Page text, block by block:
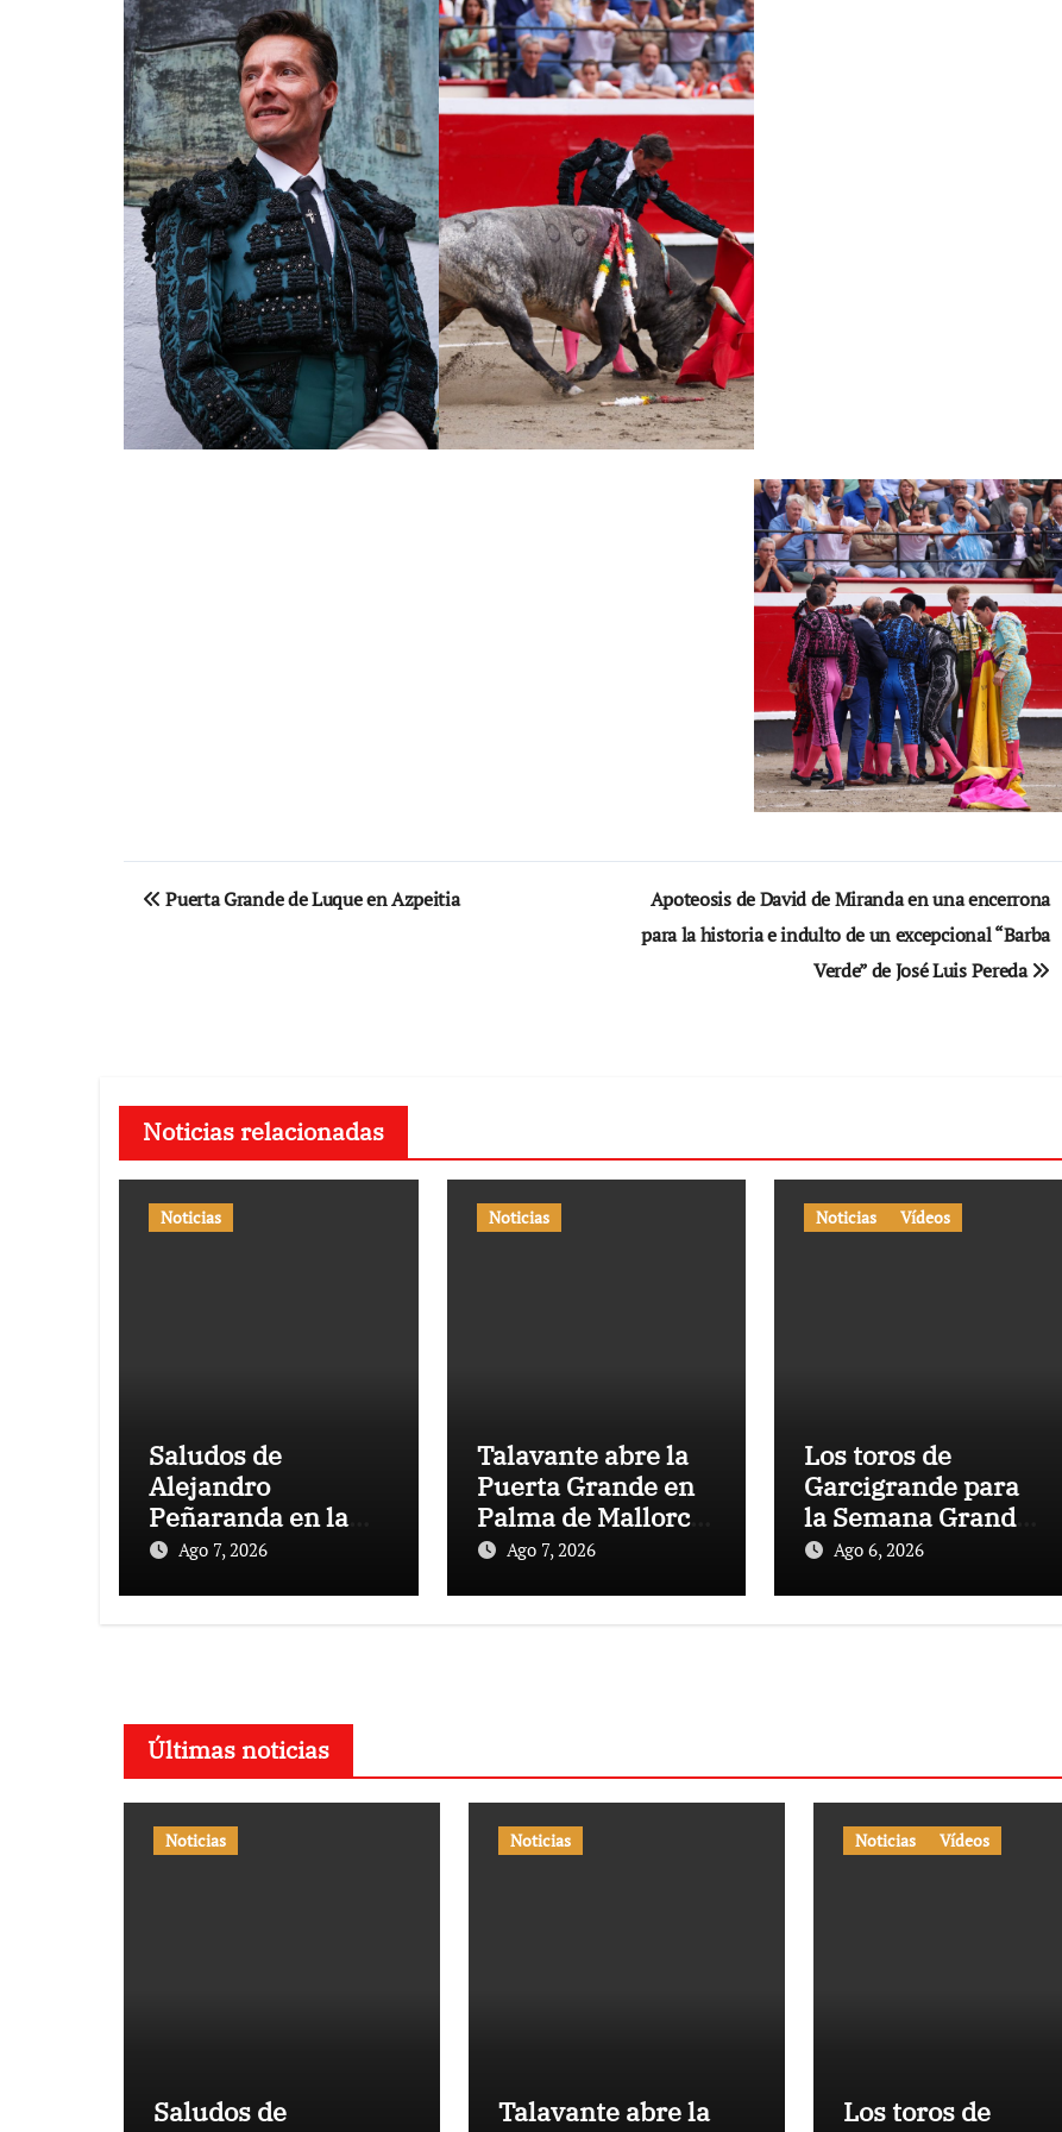
Navegación
Puerta Grande de Luque en Azpeitia
Apoteosis de David de Miranda en una encerrona
para la historia e indulto de un excepcional “Barba
Verde” de José Luis Pereda
Noticias relacionadas
Noticias
Saludos de
Alejandro
Peñaranda en la
primera corrida de
Ago 7, 2026
Noticias
Talavante abre la
Puerta Grande en
Palma de Mallorca
con una gran tarde
Ago 7, 2026
Noticias Vídeos
Los toros de
Garcigrande para
la Semana Grande
Donostiarra
Ago 6, 2026
Últimas noticias
Noticias
Saludos de
Noticias
Talavante abre la
Noticias Vídeos
Los toros de